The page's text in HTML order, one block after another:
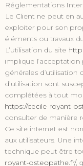
Réglementations
Le Client ne peut en
exploiter pour son
éléments ou travaux
L’utilisation du site
implique
générales d’utilisation
d’utilisation sont
complétées à tout
https://cecile-royant-
consulter de manière
Ce site internet est
aux utilisateurs. Une
technique peut être
royant-osteopathe.fr/,